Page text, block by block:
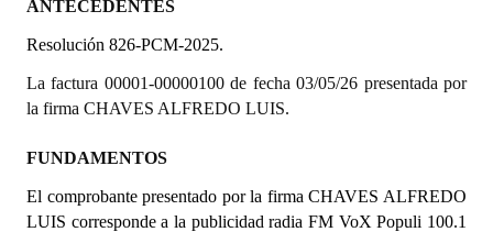
Constitución Nacional
Constitución Provincial
Digesto
ANTECEDENTES
Resolución 826-PCM-2025.
La factura 00001-00000100 de fecha 03/05/26 presentada por
la firma CHAVES ALFREDO LUIS.
FUNDAMENTOS
El comprobante presentado por la firma CHAVES ALFREDO
LUIS corresponde a la publicidad radia FM VoX Populi 100.1